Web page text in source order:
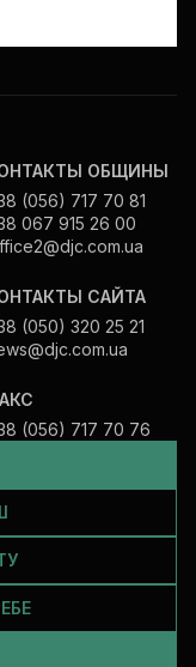
ОБЩИНЫ
(056) 717 70 81
067 915 26 00
САЙТА
(050) 320 25 21
(056) 717 70 76